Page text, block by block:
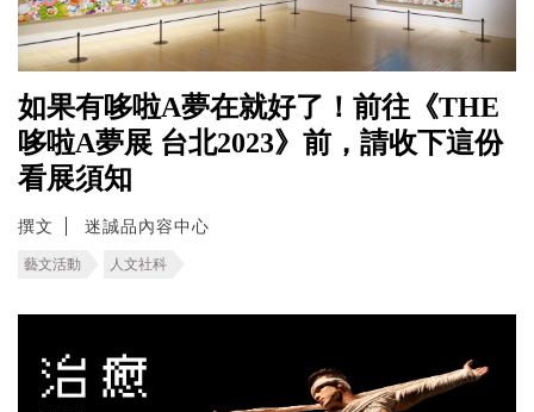
如果有哆啦A夢在就好了！前往《THE
哆啦A夢展 台北2023》前，請收下這份
看展須知
撰文 迷誠品內容中心
藝文活動 人文社科